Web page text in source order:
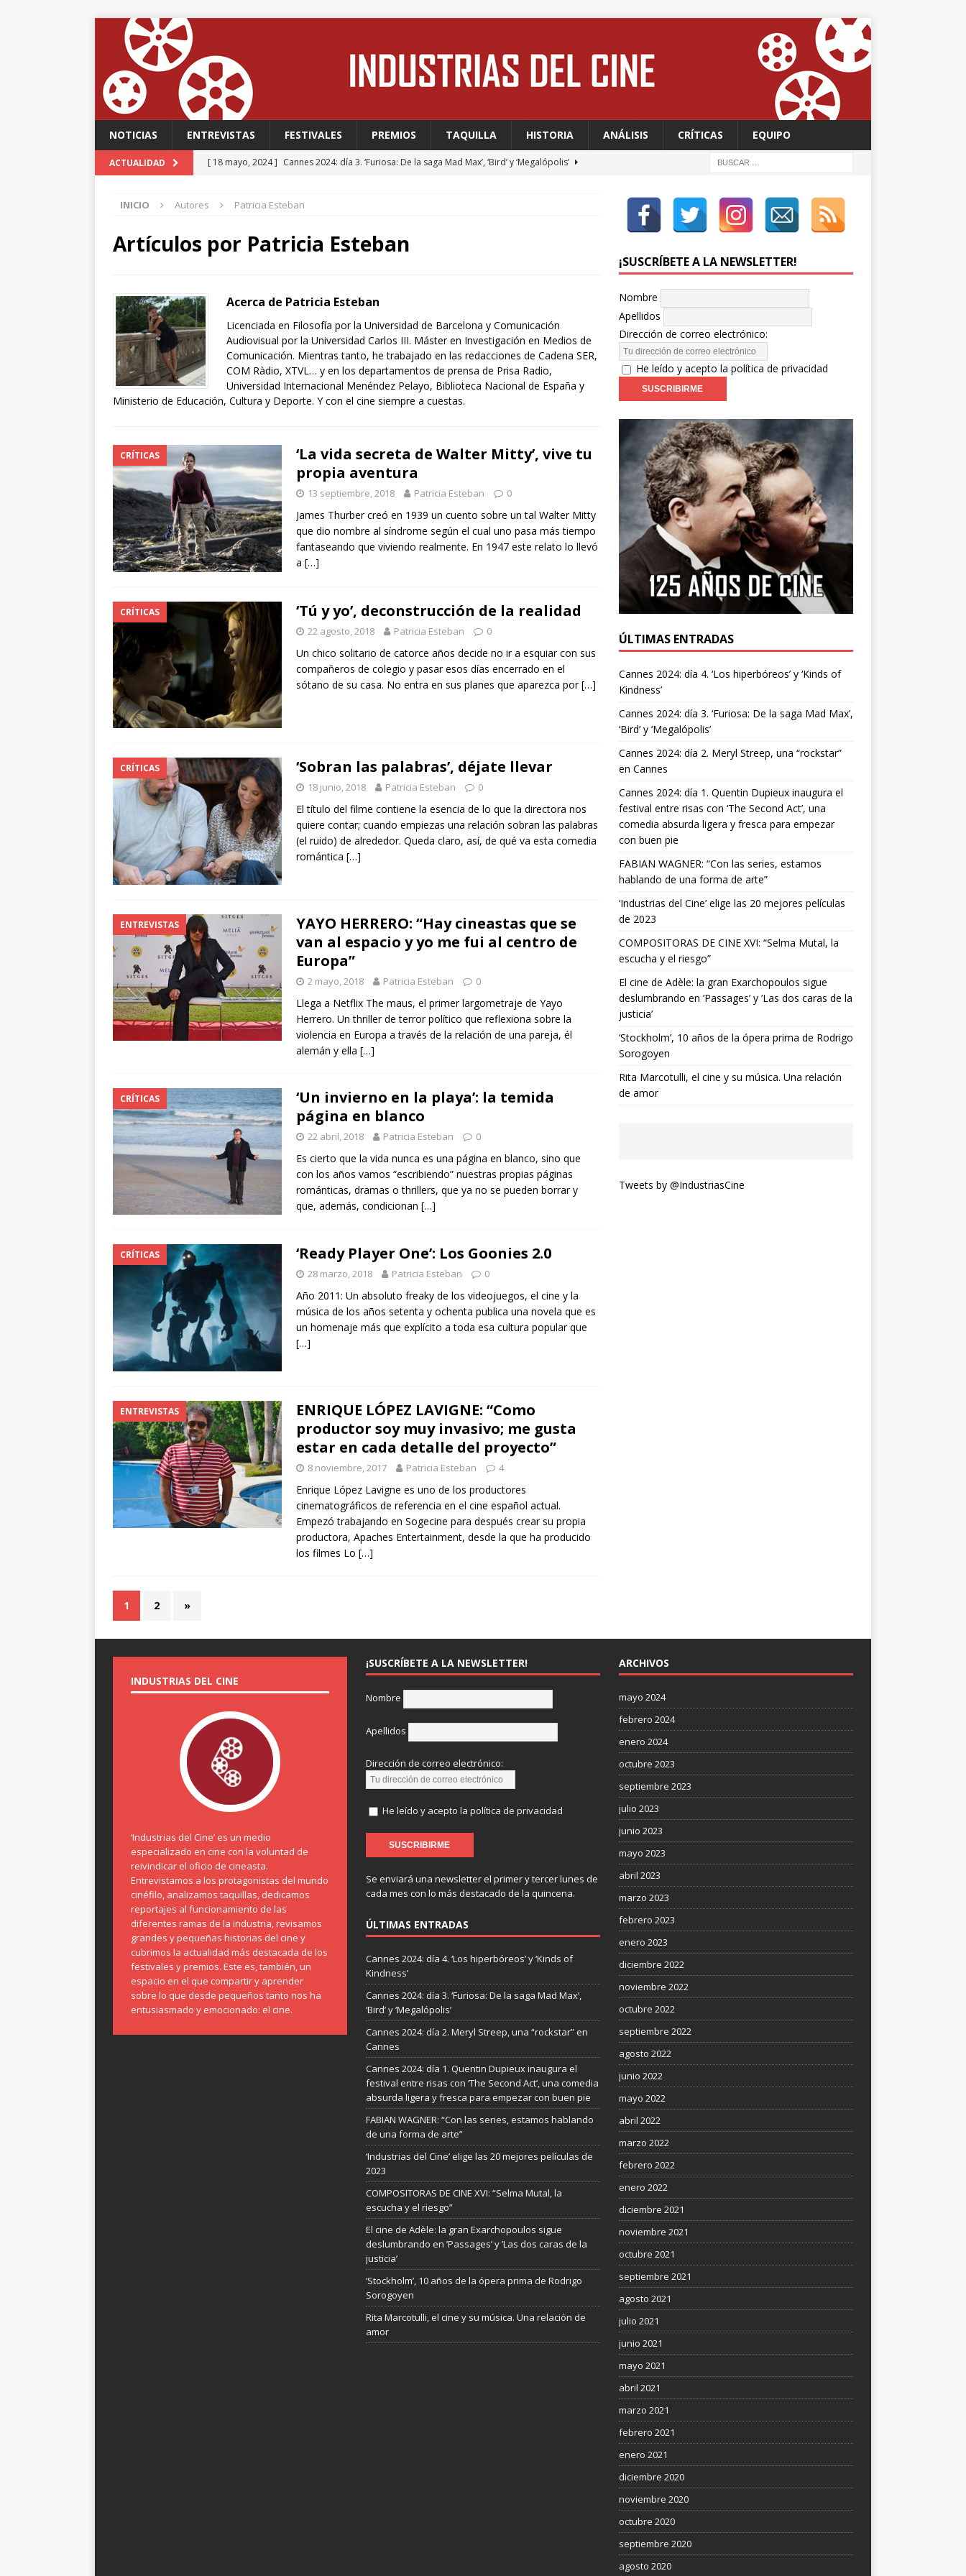
NOTICIAS ENTREVISTAS FESTIVALES PREMIOS TAQUILLA HISTORIA ANÁLISIS CRÍTICAS EQUIPO
ACTUALIDAD [ 18 mayo, 2024 ] Cannes 2024: día 3. ‘Furiosa: De la saga Mad Max’, ‘Bird’ y ‘Megalópolis’
[ 18 mayo, 2024 ] Cannes 2024: día 2. Meryl Streep, una “rockstar” en Cannes
[ 15 mayo, 2024 ]
Cannes 2024: día 1. Quentin Dupieux inaugura el festival entre risas con
‘The Second Act’, una comedia absurda ligera y fresca para empezar con buen pie
[ 12 febrero, 2024 ] FABIAN WAGNER: “Con las series, estamos hablando de una forma de
arte”
ENTREVISTAS
[ 18 mayo, 2024 ] Cannes 2024: día 4. ‘Los hiperbóreos’ y ‘Kinds of Kindness’ FESTIVALES
INICIO Autores Patricia Esteban
Artículos por Patricia Esteban
Acerca de Patricia Esteban
Licenciada en Filosofía por la Universidad de Barcelona y Comunicación
Audiovisual por la Universidad Carlos III. Máster en Investigación en Medios de
Comunicación. Mientras tanto, he trabajado en las redacciones de Cadena SER,
COM Ràdio, XTVL… y en los departamentos de prensa de Prisa Radio,
Universidad Internacional Menéndez Pelayo, Biblioteca Nacional de España y
Ministerio de Educación, Cultura y Deporte. Y con el cine siempre a cuestas.
CRÍTICAS
‘La vida secreta de Walter Mitty’, vive tu
propia aventura
13 septiembre, 2018 Patricia Esteban 0
James Thurber creó en 1939 un cuento sobre un tal Walter Mitty
que dio nombre al síndrome según el cual uno pasa más tiempo
fantaseando que viviendo realmente. En 1947 este relato lo llevó
a […]
CRÍTICAS ‘Tú y yo’, deconstrucción de la realidad
22 agosto, 2018 Patricia Esteban 0
Un chico solitario de catorce años decide no ir a esquiar con sus
compañeros de colegio y pasar esos días encerrado en el
sótano de su casa. No entra en sus planes que aparezca por[…]
CRÍTICAS ‘Sobran las palabras’, déjate llevar
18 junio, 2018 Patricia Esteban 0
El título del filme contiene la esencia de lo que la directora nos
quiere contar; cuando empiezas una relación sobran las palabras
(el ruido) de alrededor. Queda claro, así, de qué va esta comedia
romántica […]
ENTREVISTAS
YAYO HERRERO: “Hay cineastas que se
van al espacio y yo me fui al centro de
Europa”
2 mayo, 2018 Patricia Esteban 0
Llega a Netflix The maus, el primer largometraje de Yayo
Herrero. Un thriller de terror político que reflexiona sobre la
violencia en Europa a través de la relación de una pareja, él
alemán y ella […]
CRÍTICAS
‘Un invierno en la playa’: la temida
página en blanco
22 abril, 2018 Patricia Esteban 0
Es cierto que la vida nunca es una página en blanco, sino que
con los años vamos “escribiendo” nuestras propias páginas
románticas, dramas o thrillers, que ya no se pueden borrar y
que, además, condicionan […]
CRÍTICAS ‘Ready Player One’: Los Goonies 2.0
28 marzo, 2018 Patricia Esteban 0
Año 2011: Un absoluto freaky de los videojuegos, el cine y la
música de los años setenta y ochenta publica una novela que es
un homenaje más que explícito a toda esa cultura popular que
[…]
ENTREVISTAS
ENRIQUE LÓPEZ LAVIGNE: “Como
productor soy muy invasivo; me gusta
estar en cada detalle del proyecto”
8 noviembre, 2017 Patricia Esteban 4
Enrique López Lavigne es uno de los productores
cinematográficos de referencia en el cine español actual.
Empezó trabajando en Sogecine para después crear su propia
productora, Apaches Entertainment, desde la que ha producido
los filmes Lo […]
1 2 »
¡SUSCRÍBETE A LA NEWSLETTER!
Nombre
Apellidos
Dirección de correo electrónico:
He leído y acepto la política de privacidad
ÚLTIMAS ENTRADAS
Cannes 2024: día 4. ‘Los hiperbóreos’ y ‘Kinds of
Kindness’
Cannes 2024: día 3. ‘Furiosa: De la saga Mad Max’,
‘Bird’ y ‘Megalópolis’
Cannes 2024: día 2. Meryl Streep, una “rockstar”
en Cannes
Cannes 2024: día 1. Quentin Dupieux inaugura el
festival entre risas con ‘The Second Act’, una
comedia absurda ligera y fresca para empezar
con buen pie
FABIAN WAGNER: “Con las series, estamos
hablando de una forma de arte”
‘Industrias del Cine’ elige las 20 mejores películas
de 2023
COMPOSITORAS DE CINE XVI: “Selma Mutal, la
escucha y el riesgo”
El cine de Adèle: la gran Exarchopoulos sigue
deslumbrando en ’Passages’ y ’Las dos caras de la
justicia’
‘Stockholm’, 10 años de la ópera prima de Rodrigo
Sorogoyen
Rita Marcotulli, el cine y su música. Una relación
de amor
Tweets by @IndustriasCine
INDUSTRIAS DEL CINE
‘Industrias del Cine’ es un medio
especializado en cine con la voluntad de
reivindicar el oficio de cineasta.
Entrevistamos a los protagonistas del mundo
cinéfilo, analizamos taquillas, dedicamos
reportajes al funcionamiento de las
diferentes ramas de la industria, revisamos
grandes y pequeñas historias del cine y
cubrimos la actualidad más destacada de los
festivales y premios. Este es, también, un
espacio en el que compartir y aprender
sobre lo que desde pequeños tanto nos ha
entusiasmado y emocionado: el cine.
¡SUSCRÍBETE A LA NEWSLETTER!
Nombre
Apellidos
Dirección de correo electrónico:
He leído y acepto la política de privacidad
Se enviará una newsletter el primer y tercer lunes de
cada mes con lo más destacado de la quincena.
ÚLTIMAS ENTRADAS
Cannes 2024: día 4. ‘Los hiperbóreos’ y ‘Kinds of
Kindness’
Cannes 2024: día 3. ‘Furiosa: De la saga Mad Max’,
‘Bird’ y ‘Megalópolis’
Cannes 2024: día 2. Meryl Streep, una “rockstar” en
Cannes
Cannes 2024: día 1. Quentin Dupieux inaugura el
festival entre risas con ‘The Second Act’, una comedia
absurda ligera y fresca para empezar con buen pie
FABIAN WAGNER: “Con las series, estamos hablando
de una forma de arte”
‘Industrias del Cine’ elige las 20 mejores películas de
2023
COMPOSITORAS DE CINE XVI: “Selma Mutal, la
escucha y el riesgo”
El cine de Adèle: la gran Exarchopoulos sigue
deslumbrando en ’Passages’ y ’Las dos caras de la
justicia’
‘Stockholm’, 10 años de la ópera prima de Rodrigo
Sorogoyen
Rita Marcotulli, el cine y su música. Una relación de
amor
ARCHIVOS
mayo 2024
febrero 2024
enero 2024
octubre 2023
septiembre 2023
julio 2023
junio 2023
mayo 2023
abril 2023
marzo 2023
febrero 2023
enero 2023
diciembre 2022
noviembre 2022
octubre 2022
septiembre 2022
agosto 2022
junio 2022
mayo 2022
abril 2022
marzo 2022
febrero 2022
enero 2022
diciembre 2021
noviembre 2021
octubre 2021
septiembre 2021
agosto 2021
julio 2021
junio 2021
mayo 2021
abril 2021
marzo 2021
febrero 2021
enero 2021
diciembre 2020
noviembre 2020
octubre 2020
septiembre 2020
agosto 2020